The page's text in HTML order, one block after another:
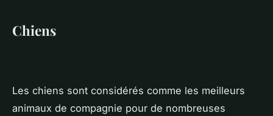
Chiens
Les chiens sont considérés comme les meilleurs
animaux de compagnie pour de nombreuses